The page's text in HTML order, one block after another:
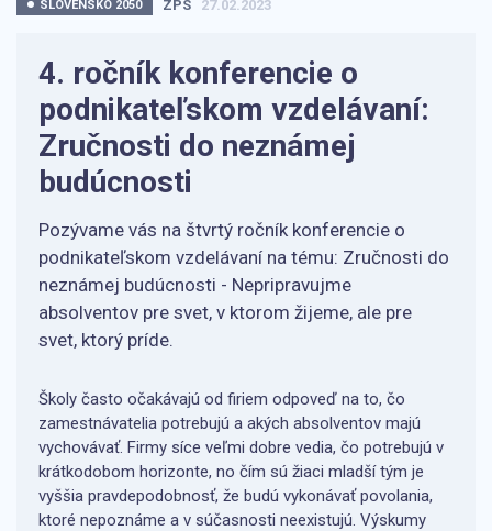
SLOVENSKO 2050 ZPS 27.02.2023
4. ročník konferencie o
podnikateľskom vzdelávaní:
Zručnosti do neznámej
budúcnosti
Pozývame vás na štvrtý ročník konferencie o
podnikateľskom vzdelávaní na tému: Zručnosti do
neznámej budúcnosti - Nepripravujme
absolventov pre svet, v ktorom žijeme, ale pre
svet, ktorý príde.
Školy často očakávajú od firiem odpoveď na to, čo
zamestnávatelia potrebujú a akých absolventov majú
vychovávať. Firmy síce veľmi dobre vedia, čo potrebujú v
krátkodobom horizonte, no čím sú žiaci mladší tým je
vyššia pravdepodobnosť, že budú vykonávať povolania,
ktoré nepoznáme a v súčasnosti neexistujú. Výskumy